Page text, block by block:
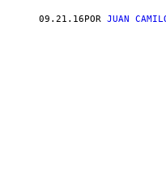
09.21.16 POR JUAN